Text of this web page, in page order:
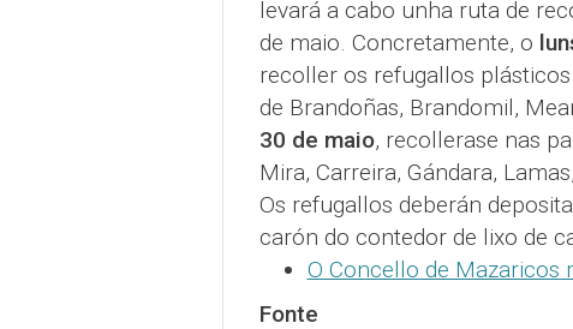
levará a cabo unha ruta de
de maio. Concretamente, o
recoller os refugallos
de Brandoñas, Brandomil,
30 de maio, recollerase nas
Mira, Carreira, Gándara,
Os refugallos deberán
carón do contedor de lixo de
O Concello de
Fonte